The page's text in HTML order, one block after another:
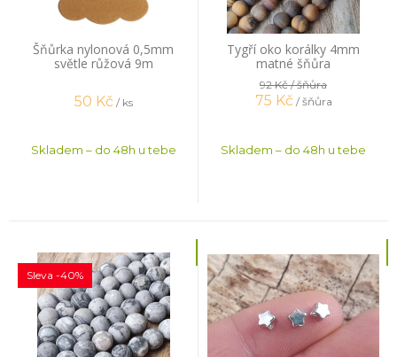
Šňůrka nylonová 0,5mm
světle růžová 9m
50 Kč / ks
Skladem – do 48h u tebe
Tygří oko korálky 4mm
matné šňůra
92 Kč/ šňůra
75 Kč / šňůra
Skladem – do 48h u tebe
Sleva -40%